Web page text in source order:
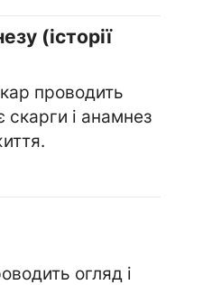
(історії
проводить
скарги і анамнез
огляд і